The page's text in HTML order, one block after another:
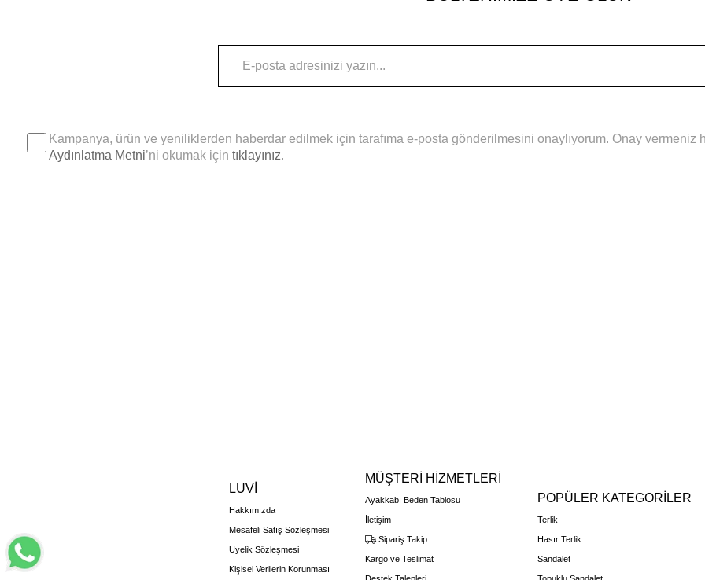
Kampanya, ürün ve yeniliklerden haberdar edilmek için tarafıma e-posta gönderilmesini onaylıyorum. Onay
Aydınlatma Metni’ni okumak için tıklayınız.
LUVİ
Hakkımızda
Mesafeli Satış Sözleşmesi
Üyelik Sözleşmesi
Kişisel Verilerin Korunması
MÜŞTERİ HİZMETLERİ
Ayakkabı Beden Tablosu
İletişim
Sipariş Takip
Kargo ve Teslimat
Destek Talepleri
POPÜLER KATEGORİLER
Terlik
Hasır Terlik
Sandalet
Topuklu Sandalet